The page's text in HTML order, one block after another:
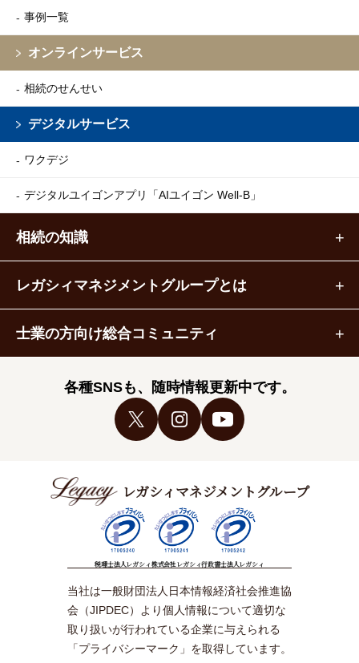
事例一覧
オンラインサービス
相続のせんせい
デジタルサービス
ワクデジ
デジタルユイゴンアプリ 「AIユイゴン Well-B」
相続の知識
レガシィマネジメントグループとは
士業の方向け総合コミュニティ
各種SNSも、随時情報更新中です。
レガシィマネジメントグループ
税理士法人レガシィ株式会社レガシィ行政書士法人レガシィ
当社は一般財団法人日本情報経済社会推進協
会（JIPDEC）より個人情報について適切な
取り扱いが行われている企業に与えられる
「プライバシーマーク」を取得しています。